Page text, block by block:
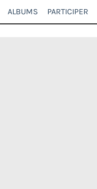
ALBUMS PARTICIPER